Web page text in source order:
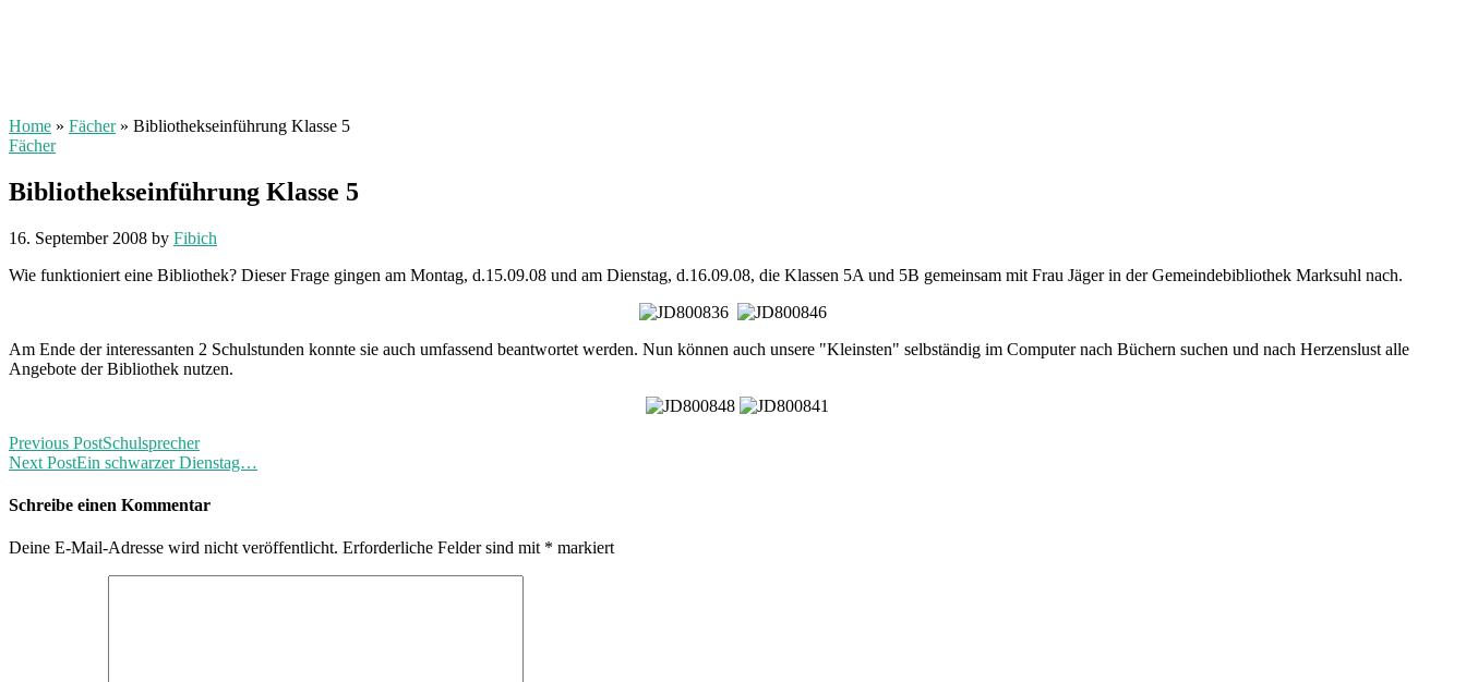
Home » Fächer » Bibliothekseinführung Klasse 5
Fächer
Bibliothekseinführung Klasse 5
16. September 2008 by Fibich
Wie funktioniert eine Bibliothek? Dieser Frage gingen am Montag, d.15.09.08 und am Dienstag, d.16.09.08, die Klassen 5A und 5B gemeinsam mit Frau Jäger in der Gemeindebibliothek Marksuhl nach.
Am Ende der interessanten 2 Schulstunden konnte sie auch umfassend beantwortet werden. Nun können auch unsere "Kleinsten" selbständig im Computer nach Büchern suchen und nach Herzenslust alle
Angebote der Bibliothek nutzen.
Previous PostSchulsprecher
Next PostEin schwarzer Dienstag…
Schreibe einen Kommentar
Deine E-Mail-Adresse wird nicht veröffentlicht. Erforderliche Felder sind mit * markiert